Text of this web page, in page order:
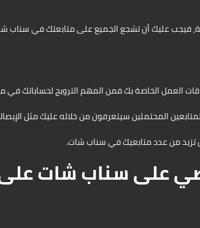
فيجب عليك أن تشجع الجميع على متابعتك في
العمل الخاصة بك فمن المهم الترويج لحساباتك في
المحتملين سيتعرفون من خلاله عليك مثل
تزيد من عدد متابعيك في سناب شات.
على سناب شات